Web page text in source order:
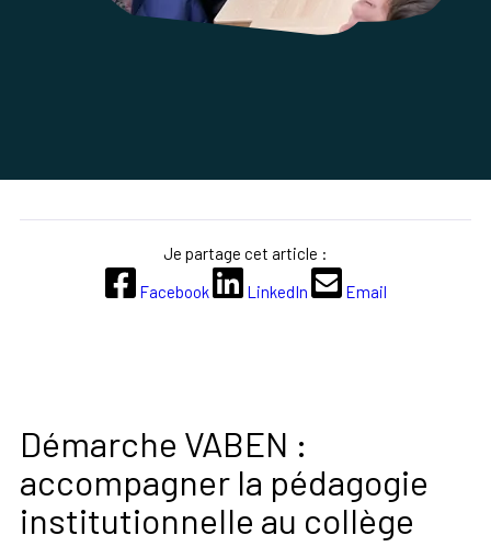
Démarche VABEN :
accompagner la pédagogie
institutionnelle au collège
Je partage cet article :
Facebook
LinkedIn Email